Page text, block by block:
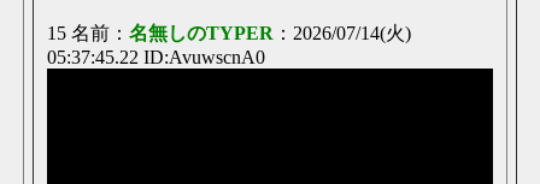
15 名前： 名無しのTYPER ：2026/07/14(火)
05:37:45.22 ID:AvuwscnA0